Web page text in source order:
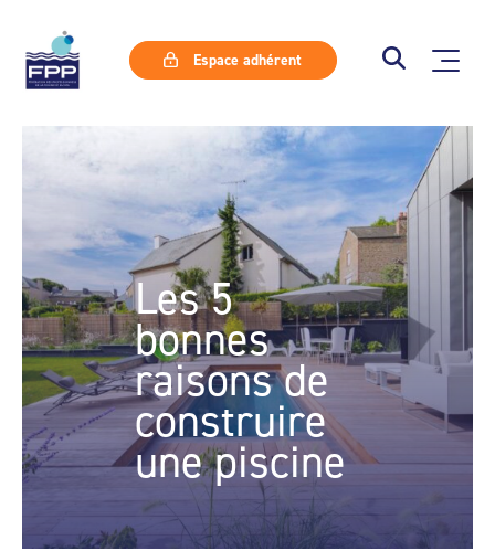
Espace adhérent
Les 5
bonnes
raisons de
construire
une piscine